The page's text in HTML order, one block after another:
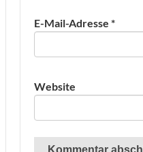
E-Mail-Adresse *
Website